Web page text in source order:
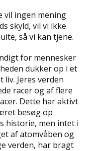
vil ingen mening
skyld, vil vi ikke
så vi kan tjene.
for mennesker
dukker op i et
Jeres verden
racer og af flere
Dette har aktivt
besøg op
historie, men intet i
af atomvåben og
verden, har bragt